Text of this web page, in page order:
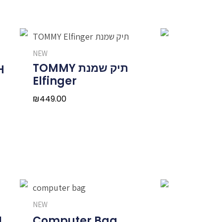
NEW
תיק שמנת TOMMY
Elfinger
₪449.00
NEW